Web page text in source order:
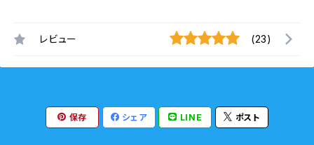
レビュー (23)
保存 シェア LINE ポスト